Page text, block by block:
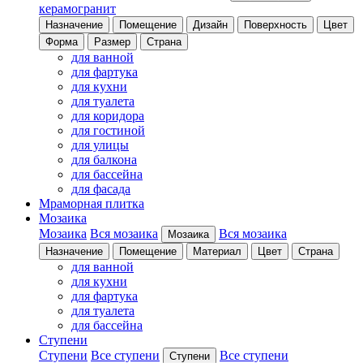
керамогранит
Назначение Помещение Дизайн Поверхность
Цвет
Форма
Размер Страна
для ванной
для фартука
для кухни
для туалета
для коридора
для гостиной
для улицы
для балкона
для бассейна
для фасада
Мраморная плитка
Мозаика
Мозаика Вся мозаика Мозаика Вся мозаика
Назначение Помещение Материал Цвет Страна
для ванной
для кухни
для фартука
для туалета
для бассейна
Ступени
Ступени Все ступени Ступени Все ступени